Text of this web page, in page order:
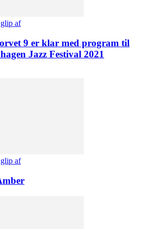
af
9 er klar med program til
Jazz Festival 2021
af